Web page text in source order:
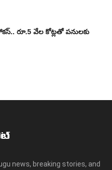
రూ.5 వేల కోట్లతో పనులకు
news, breaking stories, and